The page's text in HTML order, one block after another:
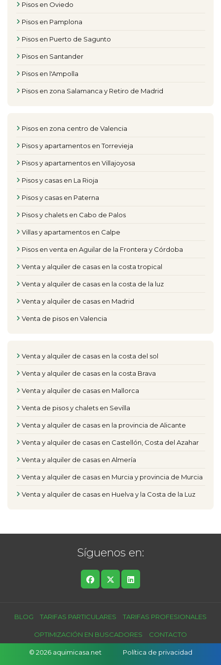
Pisos en Oviedo
Pisos en Pamplona
Pisos en Puerto de Sagunto
Pisos en Santander
Pisos en l'Ampolla
Pisos en zona Salamanca y Retiro de Madrid
Pisos en zona centro de Valencia
Pisos y apartamentos en Torrevieja
Pisos y apartamentos en Villajoyosa
Pisos y casas en La Rioja
Pisos y casas en Paterna
Pisos y chalets en Cabo de Palos
Villas y apartamentos en Calpe
Pisos en venta en Aguilar de la Frontera y Córdoba
Venta y alquiler de casas en la costa tropical
Venta y alquiler de casas en la costa de la luz
Venta y alquiler de casas en Madrid
Venta de pisos en Valencia
Venta y alquiler de casas en la costa del sol
Venta y alquiler de casas en la costa Brava
Venta y alquiler de casas en Mallorca
Venta de pisos y chalets en Sevilla
Venta y alquiler de casas en la provincia de Alicante
Venta y alquiler de casas en Castellón, Costa del Azahar
Venta y alquiler de casas en Almería
Venta y alquiler de casas en Murcia y provincia de Murcia
Venta y alquiler de casas en Huelva y la Costa de la Luz
Síguenos en:
BLOG TARIFAS PARTICULARES TARIFAS PROFESIONALES
OPTIMIZACIÓN EN BUSCADORES CONTACTO
© 2026 aquimicasa.net Política de privacidad